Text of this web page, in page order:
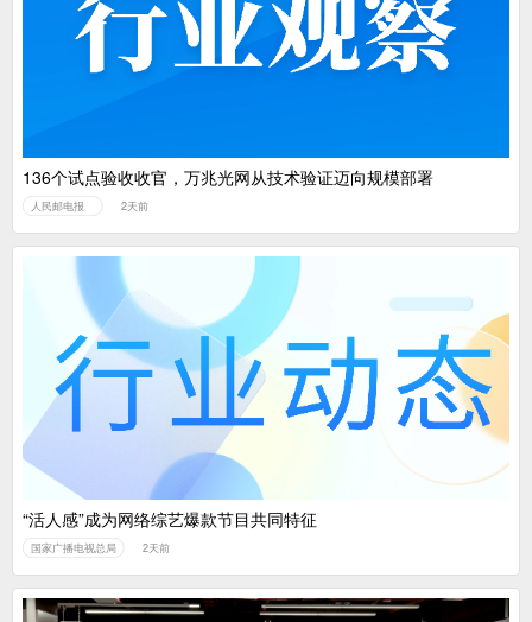
136个试点验收收官，万兆光网从技术验证迈向规模部署
人民邮电报 2天前
“活人感”成为网络综艺爆款节目共同特征
国家广播电视总局 2天前